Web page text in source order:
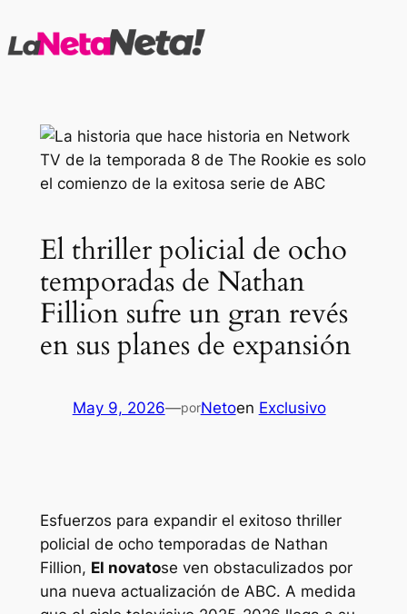
al
El thriller policial de ocho
temporadas de Nathan
Fillion sufre un gran revés
en sus planes de expansión
May 9, 2026—porNetoen Exclusivo
Esfuerzos para expandir el exitoso thriller
policial de ocho temporadas de Nathan
Fillion, El novatose ven obstaculizados por
una nueva actualización de ABC. A medida